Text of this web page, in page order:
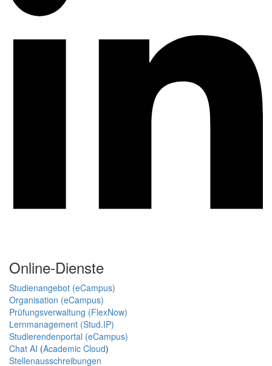
Online-Dienste
Studienangebot (eCampus)
Organisation (eCampus)
Prüfungsverwaltung (FlexNow)
Lernmanagement (Stud.IP)
Studierendenportal (eCampus)
Chat AI (Academic Cloud)
Stellenausschreibungen